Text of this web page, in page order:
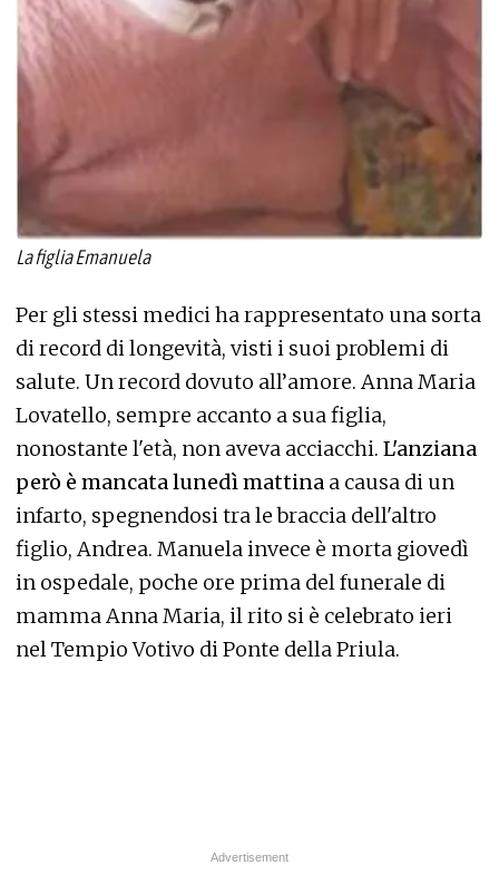
La figlia Emanuela
Per gli stessi medici ha rappresentato una sorta
di record di longevità, visti i suoi problemi di
salute. Un record dovuto all’amore. Anna Maria
Lovatello, sempre accanto a sua figlia,
nonostante l'età, non aveva acciacchi. L'anziana
però è mancata lunedì mattina a causa di un
infarto, spegnendosi tra le braccia dell'altro
figlio, Andrea. Manuela invece è morta giovedì
in ospedale, poche ore prima del funerale di
mamma Anna Maria, il rito si è celebrato ieri
nel Tempio Votivo di Ponte della Priula.